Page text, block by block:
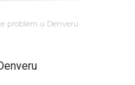
i Alcaraz odustaju, a
problem u Denveru